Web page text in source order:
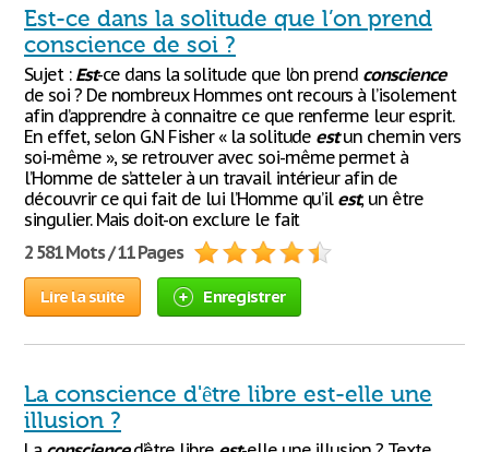
Est-ce dans la solitude que l’on prend
conscience de soi ?
Sujet : Est-ce dans la solitude que l’on prend conscience
de soi ? De nombreux Hommes ont recours à l’isolement
afin d’apprendre à connaitre ce que renferme leur esprit.
En effet, selon G.N Fisher « la solitude estun chemin vers
soi-même », se retrouver avec soi-même permet à
l’Homme de s’atteler à un travail intérieur afin de
découvrir ce qui fait de lui l’Homme qu’il est, un être
singulier. Mais doit-on exclure le fait
2 581 Mots / 11 Pages
Lire la suite Enregistrer
La conscience d'être libre est-elle une
illusion ?